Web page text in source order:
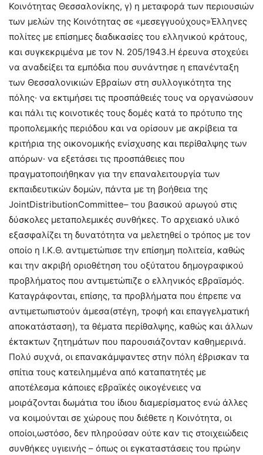
Κοινότητας Θεσσαλονίκης, γ) η μεταφορά των περιουσιών
των μελών της Κοινότητας σε «μεσεγγυούχους»Έλληνες
πολίτες με επίσημες διαδικασίες του ελληνικού κράτους,
και συγκεκριμένα με τον Ν. 205/1943.Η έρευνα στοχεύει
να αναδείξει τα εμπόδια που συνάντησε η επανένταξη
των Θεσσαλονικιών Εβραίων στη συλλογικότητα της
πόλης· να εκτιμήσει τις προσπάθειές τους να οργανώσουν
και πάλι τις κοινοτικές τους δομές κατά το πρότυπο της
προπολεμικής περιόδου και να ορίσουν με ακρίβεια τα
κριτήρια της οικονομικής ενίσχυσης και περίθαλψης των
απόρων· να εξετάσει τις προσπάθειες που
πραγματοποιήθηκαν για την επαναλειτουργία των
εκπαιδευτικών δομών, πάντα με τη βοήθεια της
JointDistributionCommittee– του βασικού αρωγού στις
δύσκολες μεταπολεμικές συνθήκες. Το αρχειακό υλικό
εξασφαλίζει τη δυνατότητα να μελετηθεί ο τρόπος με τον
οποίο η Ι.Κ.Θ. αντιμετώπισε την επίσημη πολιτεία, καθώς
και την ακριβή οριοθέτηση του οξύτατου δημογραφικού
προβλήματος που αντιμετώπιζε ο ελληνικός εβραϊσμός.
Καταγράφονται, επίσης, τα προβλήματα που έπρεπε να
αντιμετωπιστούν άμεσα(στέγη, τροφή και επαγγελματική
αποκατάσταση), τα θέματα περίθαλψης, καθώς και άλλων
έκτακτων ζητημάτων που παρουσιάζονταν καθημερινά.
Πολύ συχνά, οι επανακάμψαντες στην πόλη έβρισκαν τα
σπίτια τους κατειλημμένα από καταπατητές με
αποτέλεσμα κάποιες εβραϊκές οικογένειες να
μοιράζονται δωμάτια του ίδιου διαμερίσματος ενώ άλλες
να κοιμούνται σε χώρους που διέθετε η Κοινότητα, οι
οποίοι,ωστόσο, δεν πληρούσαν ούτε καν τις στοιχειώδεις
συνθήκες υγιεινής – όπως οι εγκαταστάσεις του πρώην